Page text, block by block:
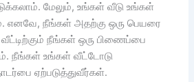
மேலும், உங்கள் வீடு உங்கள்
எனவே, நீங்கள் அதற்கு ஒரு பெயரை
நீங்கள் ஒரு பிணைப்பை
நீங்கள் உங்கள் வீட்டோடு
ஏற்படுத்துவீர்கள்.